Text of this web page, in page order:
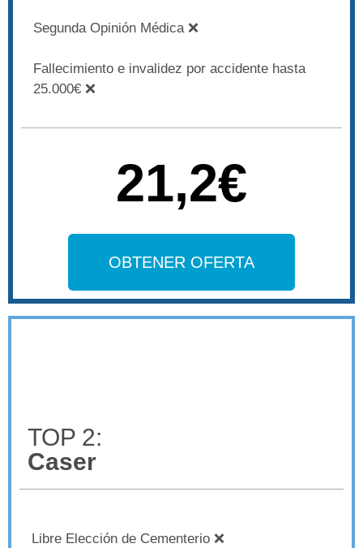
Segunda Opinión Médica ❌
Fallecimiento e invalidez por accidente hasta
25.000€ ❌
21,2€
OBTENER OFERTA
TOP 2:
Caser
Libre Elección de Cementerio ❌